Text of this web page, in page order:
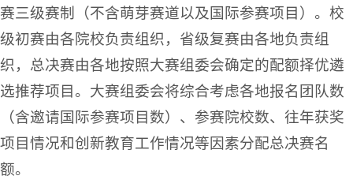
赛三级赛制（不含萌芽赛道以及国际参赛项目）。校
级初赛由各院校负责组织，省级复赛由各地负责组
织，总决赛由各地按照大赛组委会确定的配额择优遴
选推荐项目。大赛组委会将综合考虑各地报名团队数
（含邀请国际参赛项目数）、参赛院校数、往年获奖
项目情况和创新教育工作情况等因素分配总决赛名
额。